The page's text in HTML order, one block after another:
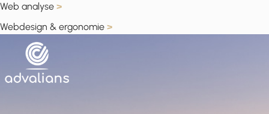
Web analyse >
Webdesign & ergonomie >